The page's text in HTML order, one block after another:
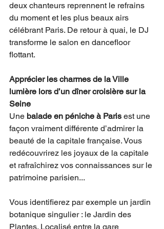
deux chanteurs reprennent le refrains
du moment et les plus beaux airs
célébrant Paris. De retour à quai, le DJ
transforme le salon en dancefloor
flottant.
Apprécier les charmes de la Ville
lumière lors d’un dîner croisière sur la
Seine
Une balade en péniche à Paris est une
façon vraiment différente d’admirer la
beauté de la capitale française. Vous
redécouvrirez les joyaux de la capitale
et rafraîchirez vos connaissances sur le
patrimoine parisien...
Vous identifierez par exemple un jardin
botanique singulier : le Jardin des
Plantes. Localisé entre la gare